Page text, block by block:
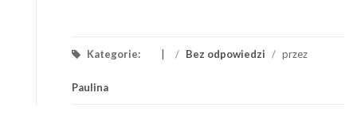
Kategorie: / Bez odpowiedzi / przez
Paulina